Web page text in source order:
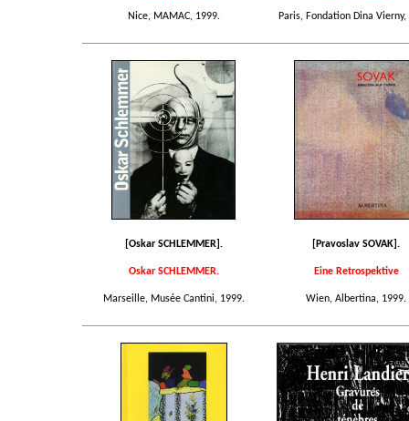
Nice, MAMAC, 1999. Paris, Fondation Dina Vierny,
[Oskar SCHLEMMER].
Oskar SCHLEMMER.
Marseille, Musée Cantini, 1999.
[Pravoslav SOVAK].
Eine Retrospektive
Wien, Albertina, 1999.